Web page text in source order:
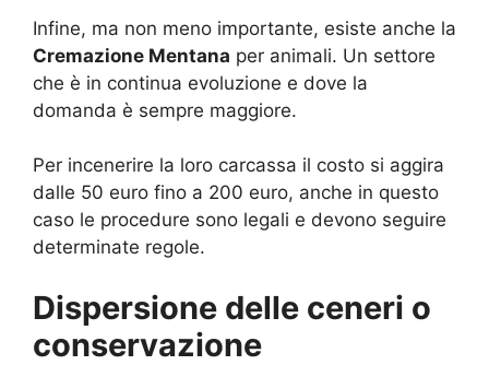
Infine, ma non meno importante, esiste anche la
Cremazione Mentana per animali. Un settore
che è in continua evoluzione e dove la
domanda è sempre maggiore.
Per incenerire la loro carcassa il costo si aggira
dalle 50 euro fino a 200 euro, anche in questo
caso le procedure sono legali e devono seguire
determinate regole.
Dispersione delle ceneri o
conservazione